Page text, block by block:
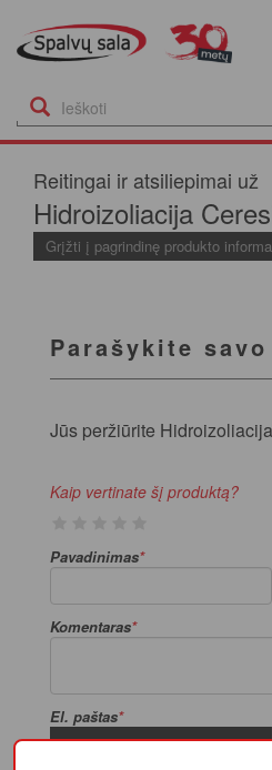
Reitingai ir atsiliepimai už
Hidroizoliacija
Grįžti į pagrindinę produkto
Parašykite
Jūs peržiūrite
Kaip vertinate šį produktą?
Pavadinimas
Komentaras
El. paštas